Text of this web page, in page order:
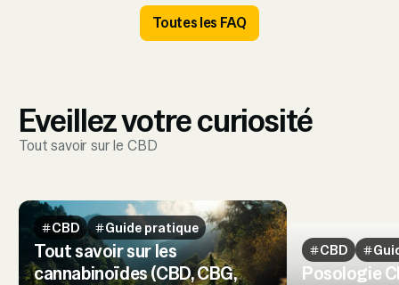
Toutes les FAQ
Eveillez votre curiosité
Tout savoir sur le CBD
CBD Guide pratique
Tout savoir sur les
cannabinoïdes (CBD, CBG,
CBD
Posologie